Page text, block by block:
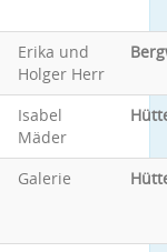
Erika und
Holger Herr
Isabel
Mäder
Galerie